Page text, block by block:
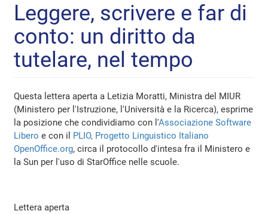
Leggere, scrivere e far di
conto: un diritto da
tutelare, nel tempo
Questa lettera aperta a Letizia Moratti, Ministra del MIUR
(Ministero per l'Istruzione, l'Università e la Ricerca), esprime
la posizione che condividiamo con l'Associazione Software
Libero e con il
PLIO, Progetto Linguistico Italiano
OpenOffice.org, circa il protocollo d'intesa fra il Ministero e
la Sun per l'uso di StarOffice nelle scuole.
Lettera aperta